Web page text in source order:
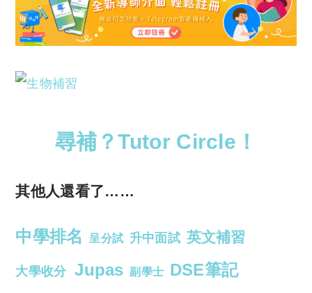
尋補？Tutor Circle！
其他人還看了……
中學排名 呈分試 升中面試 英文補習
大學收分 Jupas 副學士 DSE筆記